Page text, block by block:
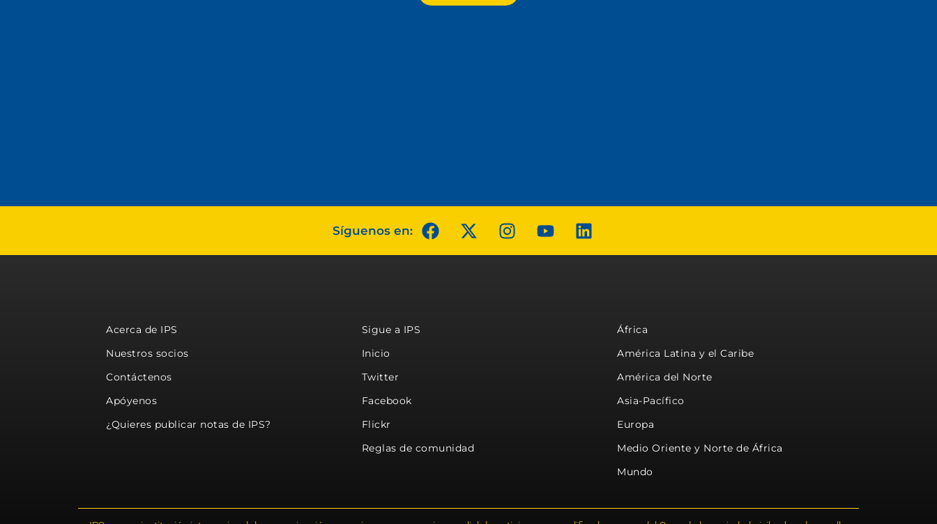
Síguenos en:
Acerca de IPS
Nuestros socios
Contáctenos
Apóyenos
¿Quieres publicar notas de IPS?
Sigue a IPS
Inicio
Twitter
Facebook
Flickr
Reglas de comunidad
África
América Latina y el Caribe
América del Norte
Asia-Pacífico
Europa
Medio Oriente y Norte de África
Mundo